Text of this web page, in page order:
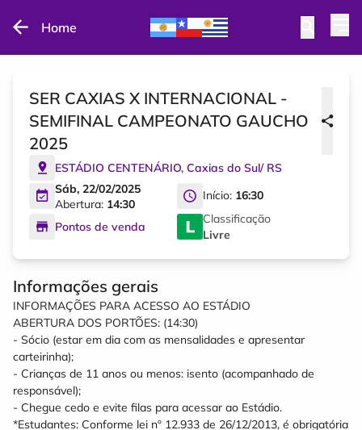
Home
SER CAXIAS X INTERNACIONAL -
SEMIFINAL CAMPEONATO GAUCHO
2025
ESTÁDIO CENTENÁRIO, Caxias do Sul/ RS
Sáb, 22/02/2025
Abertura: 14:30
Início: 16:30
Pontos de venda
Classificação
Livre
Informações gerais
INFORMAÇÕES PARA ACESSO AO ESTÁDIO
ABERTURA DOS PORTÕES: (14:30)
- Sócio (estar em dia com as mensalidades e apresentar
carteirinha);
- Crianças de 11 anos ou menos: isento (acompanhado de
responsável);
- Chegue cedo e evite filas para acessar ao Estádio.
*Estudantes: Conforme lei nº 12.933 de 26/12/2013, é obrigatória